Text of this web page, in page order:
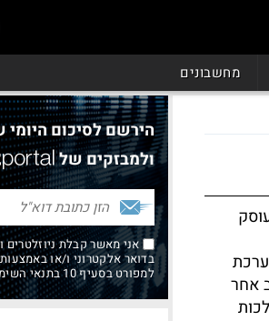
מחשבונים
אחר
הירשם לסיכום
ולמבזקים של
אני מאשר קבלת ניוזלטרים
בדואר אלקטרוני ו/או
למפורט בסעיף 10 בתנאי השימוש